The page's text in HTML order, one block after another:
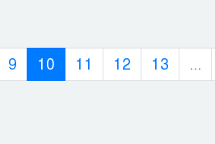
9 10 11 12 13 ...